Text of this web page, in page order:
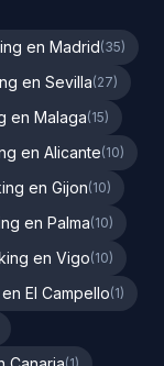
en Madrid(35)
en Sevilla(27)
en Malaga(15)
en Alicante(10)
en Gijon(10)
en Palma(10)
en Vigo(10)
El Campello(1)